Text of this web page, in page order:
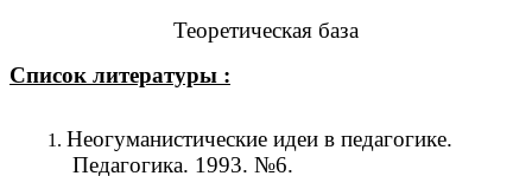
Теоретическая база
Список литературы :
Неогуманистические идеи в педагогике.
Педагогика. 1993. №6.